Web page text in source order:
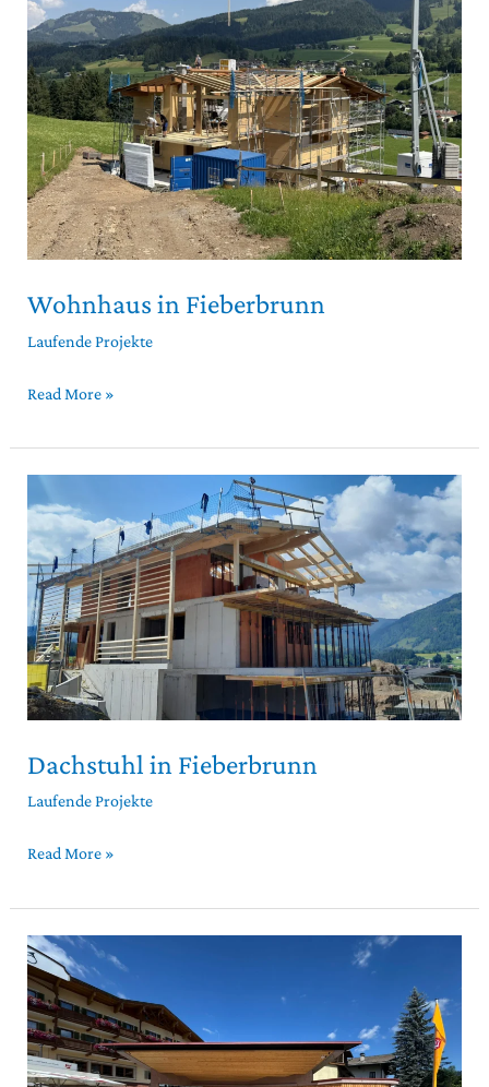
Wohnhaus in Fieberbrunn
Laufende Projekte
Read More »
Dachstuhl in Fieberbrunn
Laufende Projekte
in
Fieberbrunn
Read More »
Bühnenüberdachung
in
Fieberbrunn